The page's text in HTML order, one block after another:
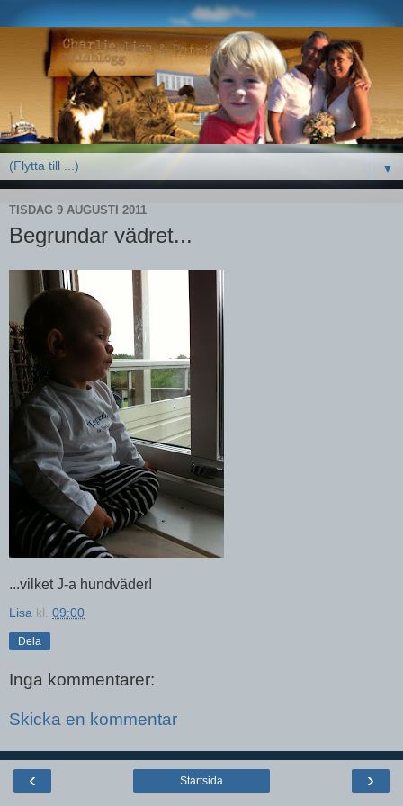
▼
TISDAG 9 AUGUSTI 2011
Begrundar vädret...
...vilket J-a hundväder!
Lisa kl. 09:00
Dela
Inga kommentarer:
Skicka en kommentar
‹ ›
Startsida